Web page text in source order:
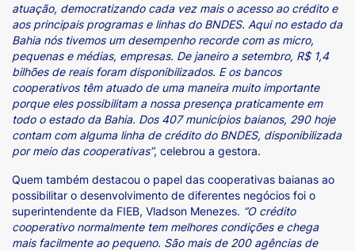
atuação, democratizando cada vez mais o acesso ao crédito e
aos principais programas e linhas do BNDES. Aqui no estado da
Bahia nós tivemos um desempenho recorde com as micro,
pequenas e médias, empresas. De janeiro a setembro, R$ 1,4
bilhões de reais foram disponibilizados. E os bancos
cooperativos têm atuado de uma maneira muito importante
porque eles possibilitam a nossa presença praticamente em
todo o estado da Bahia. Dos 407 municípios baianos, 290 hoje
contam com alguma linha de crédito do BNDES, disponibilizada
por meio das cooperativas”, celebrou a gestora.
Quem também destacou o papel das cooperativas baianas ao
possibilitar o desenvolvimento de diferentes negócios foi o
superintendente da FIEB, Vladson Menezes. “O crédito
cooperativo normalmente tem melhores condições e chega
mais facilmente ao pequeno. São mais de 200 agências de